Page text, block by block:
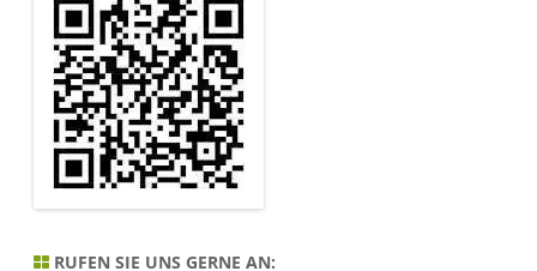
RUFEN SIE UNS GERNE AN: